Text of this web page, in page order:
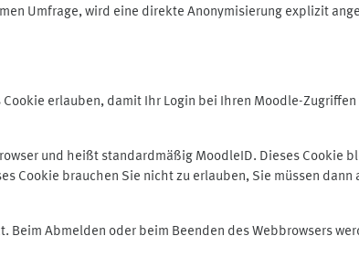
Umfrage, wird eine direkte Anonymisierung explizit
erlauben, damit Ihr Login bei Ihren Moodle-
und heißt standardmäßig MoodleID. Dieses Cookie
Cookie brauchen Sie nicht zu erlauben, Sie müssen
Abmelden oder beim Beenden des Webbrowsers